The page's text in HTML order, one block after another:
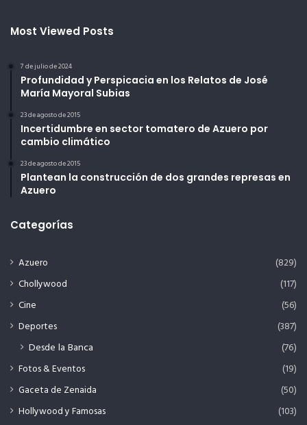
Most Viewed Posts
7 de julio de 2024
Profundidad y Perspicacia en los Relatos de José
María Mayoral Subias
23 de agosto de 2015
Incertidumbre en sector tomatero de Azuero por
cambio climático
23 de agosto de 2015
Plantean la construcción de dos grandes represas en
Azuero
Categorías
Azuero
(829)
Chollywood
(117)
Cine
(56)
Deportes
(387)
Desde la Banca (76)
Fotos & Eventos
(19)
Gaceta de Zenaida
(50)
Hollywood y Famosas
(103)